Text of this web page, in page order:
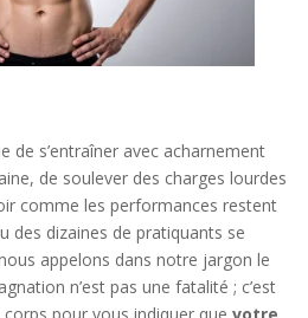
de s’entraîner avec acharnement
de soulever des charges lourdes
comme les performances restent
des dizaines de pratiquants se
appelons dans notre jargon le
n’est pas une fatalité ; c’est